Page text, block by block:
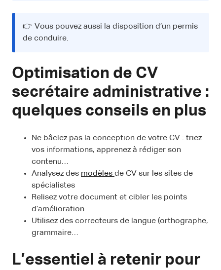
👉 Vous pouvez aussi la disposition d’un permis
de conduire.
Optimisation de CV
secrétaire administrative :
quelques conseils en plus
Ne bâclez pas la conception de votre CV : triez
vos informations, apprenez à rédiger son
contenu…
Analysez des modèles de CV sur les sites de
spécialistes
Relisez votre document et cibler les points
d’amélioration
Utilisez des correcteurs de langue (orthographe,
grammaire…
L’essentiel à retenir pour